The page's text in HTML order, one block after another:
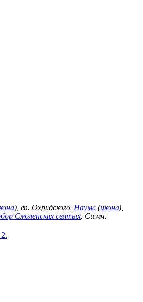
), еп. Охридского, Наума (икона),
Смоленских святых. Сщмч.